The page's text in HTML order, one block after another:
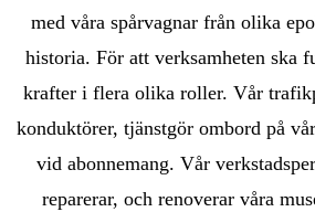
med våra spårvagnar från olika
historia. För att verksamheten ska
krafter i flera olika roller. Vår
konduktörer, tjänstgör ombord på
vid abonnemang. Vår
reparerar, och renoverar våra